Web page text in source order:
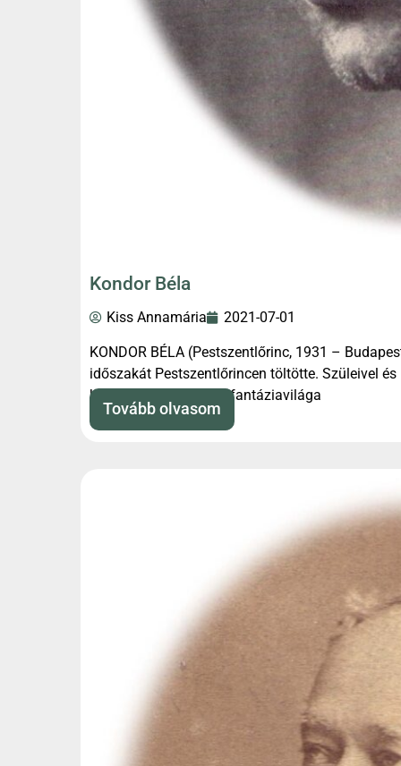
Kondor Béla
Kiss Annamária 2021-07-01
KONDOR BÉLA (Pestszentlőrinc, 1931 –
időszakát Pestszentlőrincen töltötte. Szüleivel
házban éltek. Gazdag fantáziavilága
Tovább olvasom